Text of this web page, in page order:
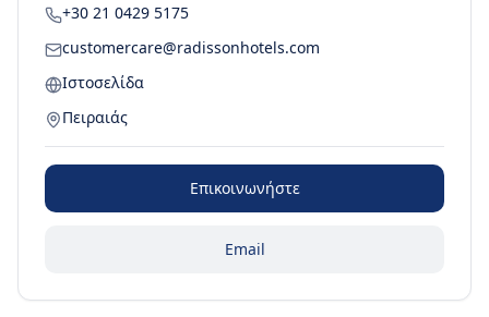
+30 21 0429 5175
customercare@radissonhotels.com
Ιστοσελίδα
Πειραιάς
Επικοινωνήστε
Email